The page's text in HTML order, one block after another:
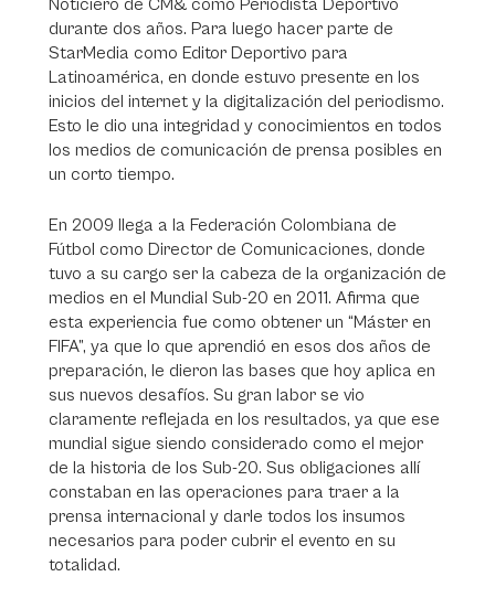
Noticiero de CM& como Periodista Deportivo
durante dos años. Para luego hacer parte de
StarMedia como Editor Deportivo para
Latinoamérica, en donde estuvo presente en los
inicios del internet y la digitalización del periodismo.
Esto le dio una integridad y conocimientos en todos
los medios de comunicación de prensa posibles en
un corto tiempo.
En 2009 llega a la Federación Colombiana de
Fútbol como Director de Comunicaciones, donde
tuvo a su cargo ser la cabeza de la organización de
medios en el Mundial Sub-20 en 2011. Afirma que
esta experiencia fue como obtener un “Máster en
FIFA”, ya que lo que aprendió en esos dos años de
preparación, le dieron las bases que hoy aplica en
sus nuevos desafíos. Su gran labor se vio
claramente reflejada en los resultados, ya que ese
mundial sigue siendo considerado como el mejor
de la historia de los Sub-20. Sus obligaciones allí
constaban en las operaciones para traer a la
prensa internacional y darle todos los insumos
necesarios para poder cubrir el evento en su
totalidad.